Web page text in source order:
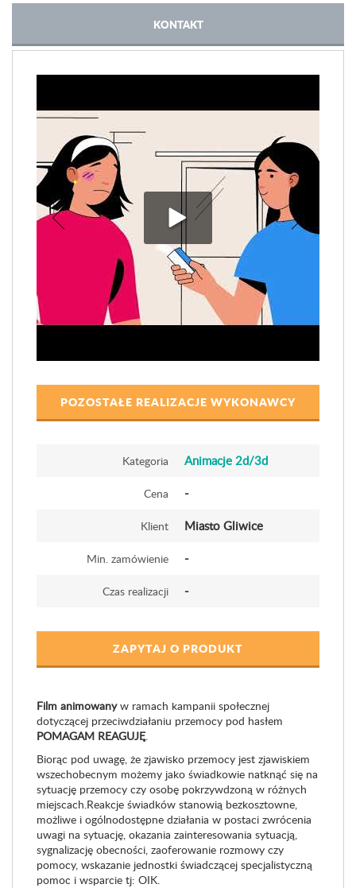
KONTAKT
POZOSTAŁE REALIZACJE WYKONAWCY
Kategoria Animacje 2d/3d
Cena -
Klient Miasto Gliwice
Min. zamówienie -
Czas realizacji -
ZAPYTAJ O PRODUKT
Film animowanyw ramach kampanii społecznej
dotyczącej przeciwdziałaniu przemocy pod hasłem
POMAGAM REAGUJĘ.
Biorąc pod uwagę, że zjawisko przemocy jest zjawiskiem
wszechobecnym możemy jako świadkowie natknąć się na
sytuację przemocy czy osobę pokrzywdzoną w różnych
miejscach.Reakcje świadków stanowią bezkosztowne,
możliwe i ogólnodostępne działania w postaci zwrócenia
uwagi na sytuację, okazania zainteresowania sytuacją,
sygnalizację obecności, zaoferowanie rozmowy czy
pomocy, wskazanie jednostki świadczącej specjalistyczną
pomoc i wsparcie tj: OIK.